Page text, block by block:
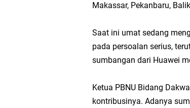
Makassar, Pekanbaru,
Saat ini umat sedang
pada persoalan serius,
sumbangan dari Huawei
Ketua PBNU Bidang
kontribusinya. Adanya